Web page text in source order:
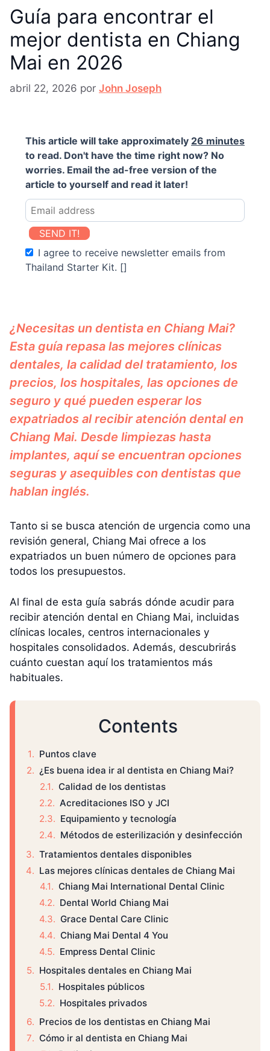
Guía para encontrar el
mejor dentista en Chiang
Mai en 2026
abril 22, 2026 por John Joseph
This article will take approximately 26 minutes
to read. Don't have the time right now? No
worries. Email the ad-free version of the
article to yourself and read it later!
SEND IT!
I agree to receive newsletter emails from
Thailand Starter Kit. []
¿Necesitas un dentista en Chiang Mai?
Esta guía repasa las mejores clínicas
dentales, la calidad del tratamiento, los
precios, los hospitales, las opciones de
seguro y qué pueden esperar los
expatriados al recibir atención dental en
Chiang Mai. Desde limpiezas hasta
implantes, aquí se encuentran opciones
seguras y asequibles con dentistas que
hablan inglés.
Tanto si se busca atención de urgencia como una
revisión general, Chiang Mai ofrece a los
expatriados un buen número de opciones para
todos los presupuestos.
Al final de esta guía sabrás dónde acudir para
recibir atención dental en Chiang Mai, incluidas
clínicas locales, centros internacionales y
hospitales consolidados. Además, descubrirás
cuánto cuestan aquí los tratamientos más
habituales.
Contents
Puntos clave
¿Es buena idea ir al dentista en Chiang Mai?
Calidad de los dentistas
Acreditaciones ISO y JCI
Equipamiento y tecnología
Métodos de esterilización y desinfección
Tratamientos dentales disponibles
Las mejores clínicas dentales de Chiang Mai
Chiang Mai International Dental Clinic
Dental World Chiang Mai
Grace Dental Care Clinic
Chiang Mai Dental 4 You
Empress Dental Clinic
Hospitales dentales en Chiang Mai
Hospitales públicos
Hospitales privados
Precios de los dentistas en Chiang Mai
Cómo ir al dentista en Chiang Mai